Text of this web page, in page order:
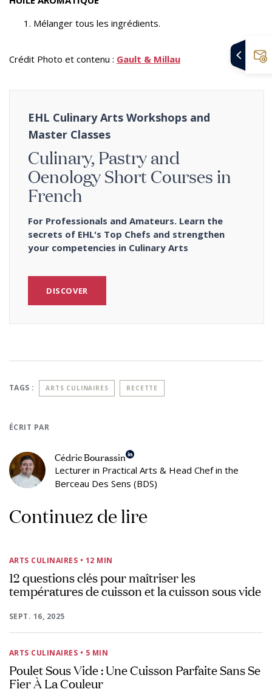
Mélanger tous les ingrédients.
Crédit Photo et contenu : Gault & Millau
EHL Culinary Arts Workshops and
Master Classes
Culinary, Pastry and
Oenology Short Courses in
French
For Professionals and Amateurs. Learn the
secrets of EHL's Top Chefs and strengthen
your competencies in Culinary Arts
DISCOVER
TAGS : ARTS CULINAIRES RECETTE
ÉCRIT PAR
Cédric Bourassin
Lecturer in Practical Arts & Head Chef in the
Berceau Des Sens (BDS)
Continuez de lire
ARTS CULINAIRES • 12 MIN
12 questions clés pour maîtriser les
températures de cuisson et la cuisson sous vide
SEPT. 16, 2025
ARTS CULINAIRES • 5 MIN
Poulet Sous Vide : Une Cuisson Parfaite Sans Se
Fier À La Couleur